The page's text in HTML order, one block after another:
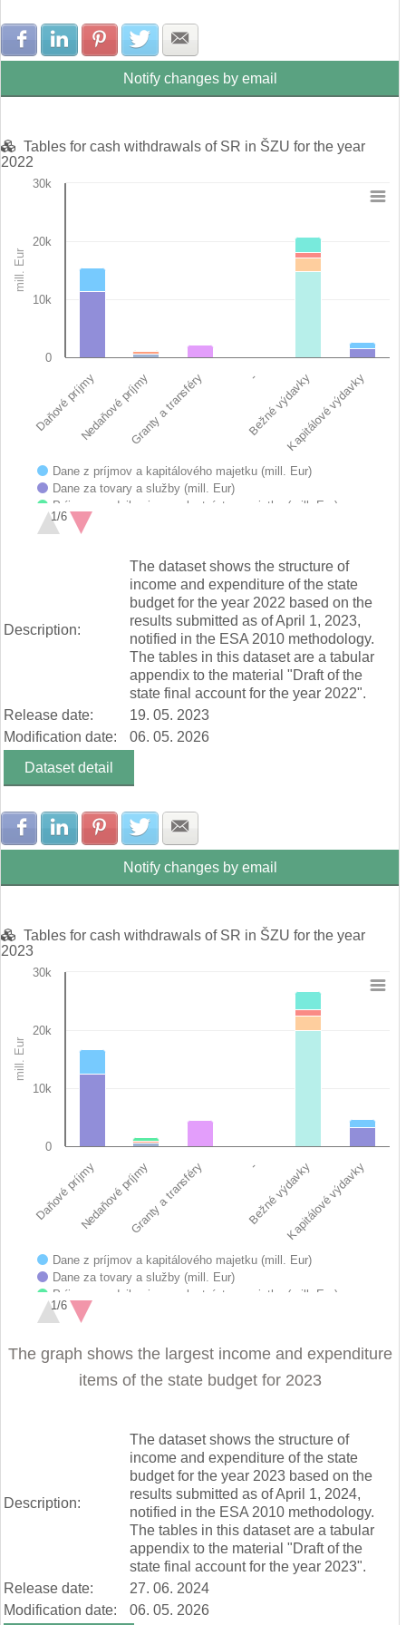
Share with Facebook
Share with LinkedIn
Share with Pinterest
Share with Twitter
Notify changes by email
Tables for cash withdrawals of SR in ŠZU for the year
2022
Bar chart with 12 data series.
View as data table, Chart
The chart has 1 X axis displaying categories.
The chart has 1 Y axis displaying mill. Eur. Data ranges from 0
mill. Eur
Dane z príjmov a kapitálového majetku (mill. Eur)
Dane za tovary a služby (mill. Eur)
Príjmy z podnikania a z vlastníctva majetku (mill. Eur)
Administratívne poplatky a iné poplatky a platby (mill. Eur)
Granty a transfery (mill. Eur)
Mzdy, platy, služobné príjmy a ostatné osobné vyrovnania (mill.…
Poistné a príspevok do poisťovní (mill. Eur)
Tovary a služby (mill. Eur)
Bežné transfery (mill. Eur)
Obstarávanie kapitálových aktív (mill. Eur)
Kapitálové transfery (mill. Eur)
1/6
Daňové príjmyNedaňové príjmyGranty a transféry -Bežné výdavkyKapitálové výdavky
0
10k
20k
30k
Description:
The dataset shows the structure of
income and expenditure of the state
budget for the year 2022 based on the
results submitted as of April 1, 2023,
notified in the ESA 2010 methodology.
The tables in this dataset are a tabular
appendix to the material "Draft of the
state final account for the year 2022".
Release date:
19. 05. 2023
Modification date:
06. 05. 2026
Dataset detail
Share with Facebook
Share with LinkedIn
Share with Pinterest
Share with Twitter
Notify changes by email
Tables for cash withdrawals of SR in ŠZU for the year
2023
Bar chart with 12 data series.
View as data table, Chart
The chart has 1 X axis displaying categories.
The chart has 1 Y axis displaying mill. Eur. Data ranges from 0
mill. Eur
Dane z príjmov a kapitálového majetku (mill. Eur)
Dane za tovary a služby (mill. Eur)
Príjmy z podnikania a z vlastníctva majetku (mill. Eur)
Administratívne poplatky a iné poplatky a platby (mill. Eur)
Granty a transfery (mill. Eur)
Mzdy, platy, služobné príjmy a ostatné osobné vyrovnania (mill.…
Poistné a príspevok do poisťovní (mill. Eur)
Obstarávanie kapitálových aktív (mill. Eur)
Kapitálové transfery (mill. Eur)
1/6
Daňové príjmyNedaňové príjmyGranty a transféry -Bežné výdavkyKapitálové výdavky
0
10k
20k
30k
The graph shows the largest income and expenditure
items of the state budget for 2023
Description:
The dataset shows the structure of
income and expenditure of the state
budget for the year 2023 based on the
results submitted as of April 1, 2024,
notified in the ESA 2010 methodology.
The tables in this dataset are a tabular
appendix to the material "Draft of the
state final account for the year 2023".
Release date:
27. 06. 2024
Modification date:
06. 05. 2026